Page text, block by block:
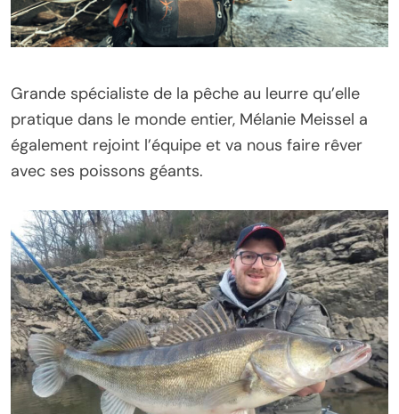
Grande spécialiste de la pêche au leurre qu’elle
pratique dans le monde entier, Mélanie Meissel a
également rejoint l’équipe et va nous faire rêver
avec ses poissons géants.